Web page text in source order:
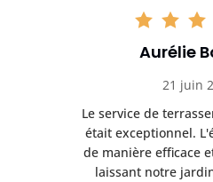
Aurélie
21 juin
Le service de
était exceptionnel.
de manière efficace
laissant notre